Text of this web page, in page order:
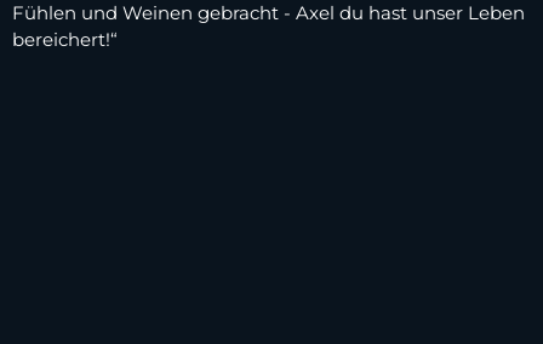
Fühlen und Weinen gebracht - Axel du hast unser Leben
bereichert!“